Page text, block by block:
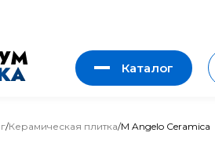
Каталог
/Керамическая плитка/M Angelo Ceramica